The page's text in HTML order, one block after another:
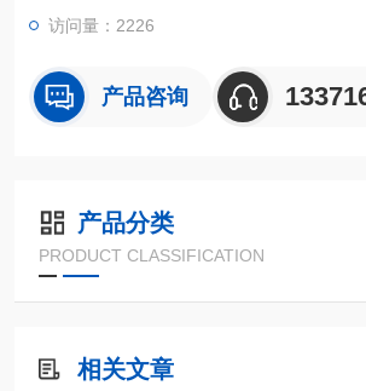
访问量：2226
产品咨询
产品分类
PRODUCT CLASSIFICATION
相关文章